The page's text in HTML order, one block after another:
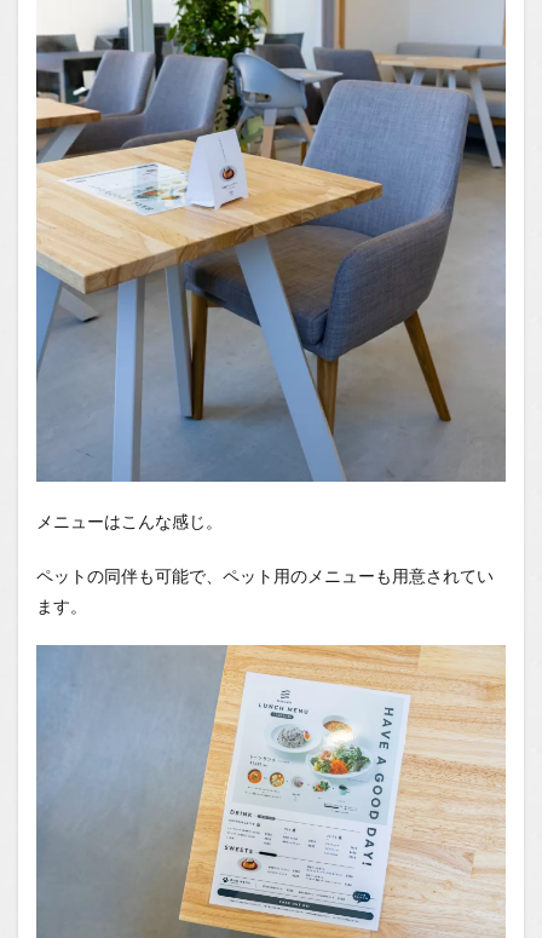
メニューはこんな感じ。
ペットの同伴も可能で、ペット用のメニューも用意されてい
ます。